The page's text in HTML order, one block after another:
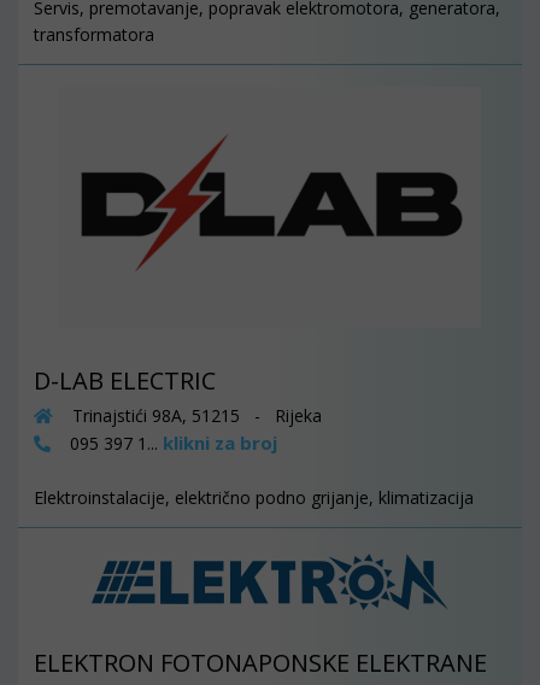
Servis, premotavanje, popravak elektromotora, generatora,
transformatora
D-LAB ELECTRIC
Trinajstići 98A, 51215 - Rijeka
095 397 1... klikni za broj
Elektroinstalacije, električno podno grijanje, klimatizacija
ELEKTRON FOTONAPONSKE ELEKTRANE